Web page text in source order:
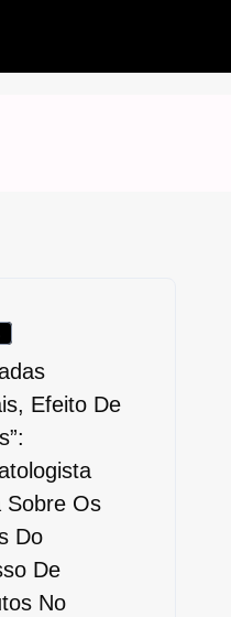
Efeito De
Sobre Os
Do
De
No